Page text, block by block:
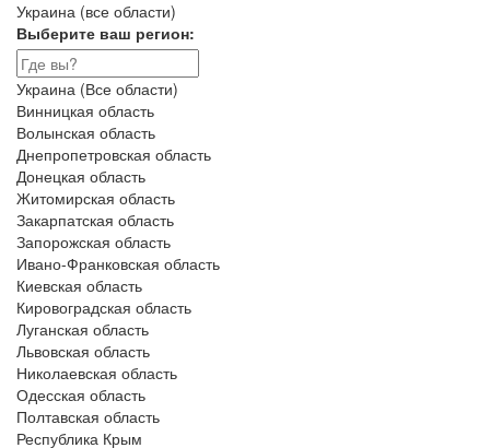
Украина (все области)
Выберите ваш регион:
Украина (Все области)
Винницкая область
Волынская область
Днепропетровская область
Донецкая область
Житомирская область
Закарпатская область
Запорожская область
Ивано-Франковская область
Киевская область
Кировоградская область
Луганская область
Львовская область
Николаевская область
Одесская область
Полтавская область
Республика Крым